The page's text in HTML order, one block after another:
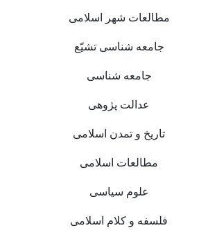
مطالعات شهر اسلامی
جامعه شناسی تشیّع
جامعه شناسی
عدالت پژوهی
تاریخ و تمدن اسلامی
مطالعات اسلامی
علوم سیاسی
فلسفه و کلام اسلامی